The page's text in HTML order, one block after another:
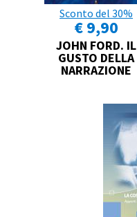
Sconto del 30%
€ 9,90
JOHN FORD. IL
GUSTO DELLA
NARRAZIONE